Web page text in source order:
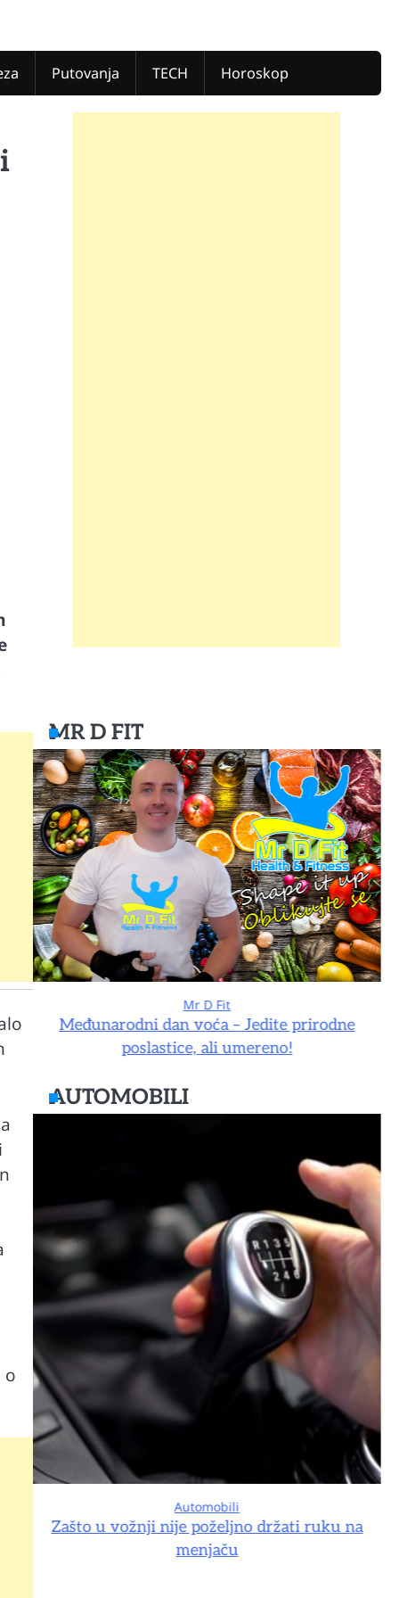
Putovanja TECH Horoskop
o
MR D FIT
Mr D Fit
Međunarodni dan voća – Jedite prirodne
poslastice, ali umereno!
AUTOMOBILI
Automobili
Zašto u vožnji nije poželjno držati ruku na
menjaču